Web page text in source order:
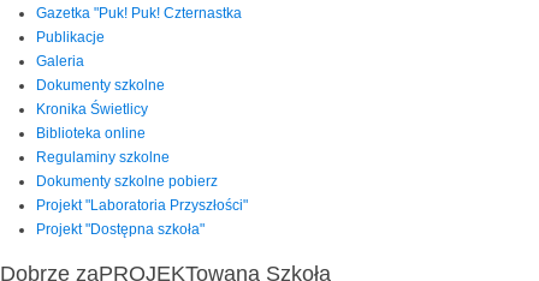
Gazetka "Puk! Puk! Czternastka
Publikacje
Galeria
Dokumenty szkolne
Kronika Świetlicy
Biblioteka online
Regulaminy szkolne
Dokumenty szkolne pobierz
Projekt "Laboratoria Przyszłości"
Projekt "Dostępna szkoła"
Dobrze zaPROJEKTowana Szkoła